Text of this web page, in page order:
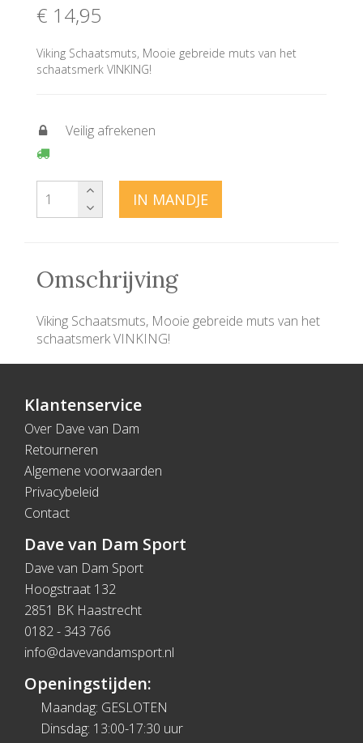
€ 14,95
Viking Schaatsmuts, Mooie gebreide muts van het
schaatsmerk VINKING!
Veilig afrekenen
IN MANDJE
Omschrijving
Viking Schaatsmuts, Mooie gebreide muts van het
schaatsmerk VINKING!
Klantenservice
Over Dave van Dam
Retourneren
Algemene voorwaarden
Privacybeleid
Contact
Dave van Dam Sport
Dave van Dam Sport
Hoogstraat 132
2851 BK Haastrecht
0182 - 343 766
info@davevandamsport.nl
Openingstijden:
Maandag: GESLOTEN
Dinsdag: 13:00-17:30 uur